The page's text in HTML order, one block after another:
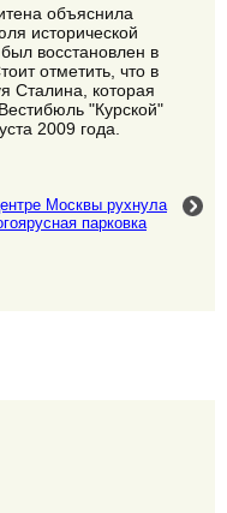
объяснила
исторической
восстановлен в
отметить, что в
Сталина, которая
"Курской"
2009 года.
Москвы рухнула
парковка